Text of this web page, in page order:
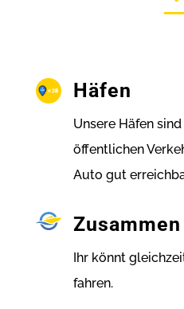
Häfen
Unsere Häfen
öffentlichen
Auto gut
Ihr könnt
fahren.